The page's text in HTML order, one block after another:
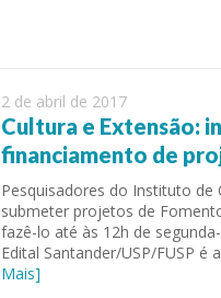
2 de abril de 2017
Cultura e Extensão:
financiamento de
Pesquisadores do Instituto de
submeter projetos de
fazê-lo até às 12h de
Edital Santander/USP/FUSP
Mais]